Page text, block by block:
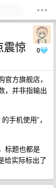
0
震惊
方旗舰店，
，并非指输出
手机使用”，
标题也都是
给实际标出了